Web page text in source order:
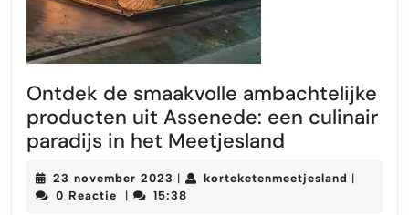
Ontdek de smaakvolle ambachtelijke
producten uit Assenede: een culinair
paradijs in het Meetjesland
smaakvolle
23 november 2023 23
november
| korteketenmeetjesland |
0 Reactie | 15:38